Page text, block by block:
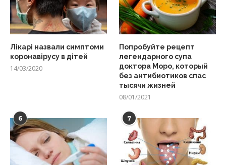
Лікарі назвали симптоми
коронавірусу в дітей
14/03/2020
Попробуйте рецепт
легендарного супа
доктора Моро, который
без антибиотиков спас
тысячи жизней
08/01/2021
6 7